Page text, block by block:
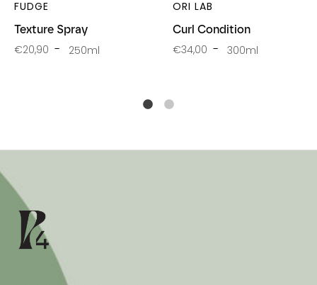
Texture Spray
FUDGE
€20,90 250ml
Curl Condition
ORI LAB
€34,00 300ml